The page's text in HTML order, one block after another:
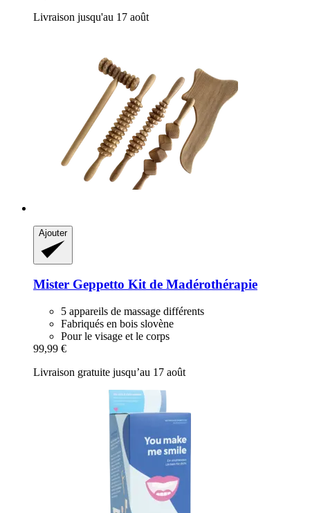
Livraison jusqu'au 17 août
Ajouter
Mister Geppetto Kit de Madérothérapie
5 appareils de massage différents
Fabriqués en bois slovène
Pour le visage et le corps
99,99 €
Livraison gratuite jusqu’au 17 août